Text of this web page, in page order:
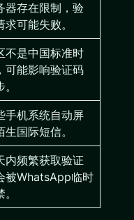
器存在限制，验
求可能失败。
不是中国标准时
可能影响验证码
手机系统自动屏
生国际短信。
内频繁获取验证
被WhatsApp临时